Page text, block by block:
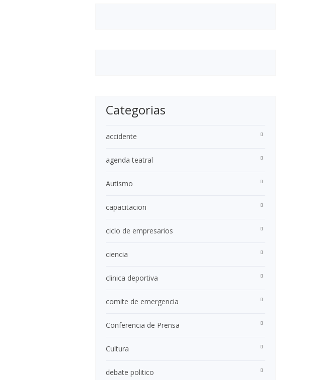
Categorias
accidente
agenda teatral
Autismo
capacitacion
ciclo de empresarios
ciencia
clinica deportiva
comite de emergencia
Conferencia de Prensa
Cultura
debate politico